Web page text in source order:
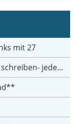
mit 27
jeder einen Satz